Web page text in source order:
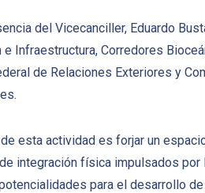
del Vicecanciller, Eduardo
e Infraestructura, Corredores
de Relaciones Exteriores y
esta actividad es forjar un
integración física impulsados por
para el desarrollo